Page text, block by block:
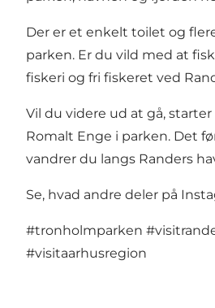
Der er et enkelt toilet og
parken. Er du vild med at
fiskeri og fri fiskeret ved
Vil du videre ud at gå,
Romalt Enge i parken. Det
vandrer du langs Randers
Se, hvad andre deler på
#tronholmparken
#visitaarhusregion